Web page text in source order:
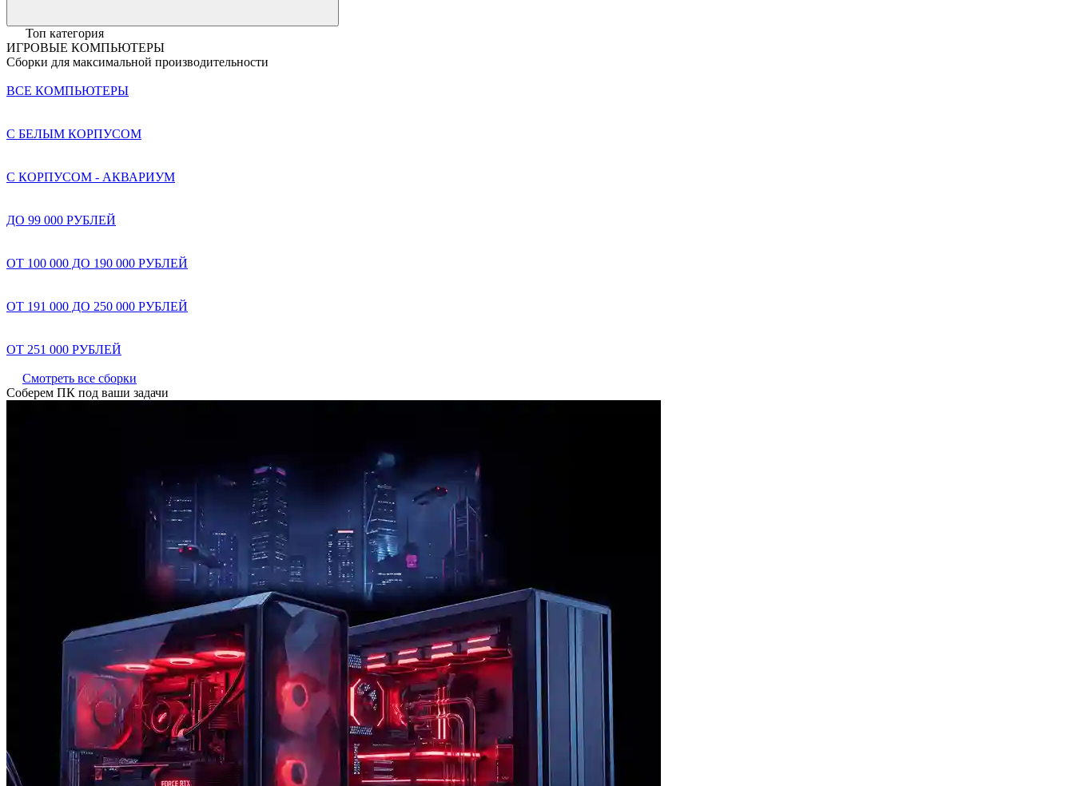
Топ категория
ИГРОВЫЕ КОМПЬЮТЕРЫ
Сборки для максимальной производительности
ВСЕ КОМПЬЮТЕРЫ
С БЕЛЫМ КОРПУСОМ
С КОРПУСОМ - АКВАРИУМ
ДО 99 000 РУБЛЕЙ
ОТ 100 000 ДО 190 000 РУБЛЕЙ
ОТ 191 000 ДО 250 000 РУБЛЕЙ
ОТ 251 000 РУБЛЕЙ
Смотреть все сборки
Соберем ПК под ваши задачи